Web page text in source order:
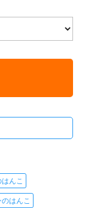
んこ
はんこ